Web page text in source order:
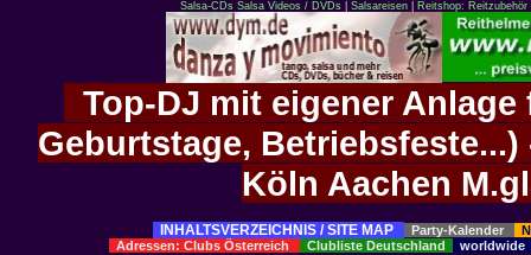
Salsa-CDs Salsa Videos / DVDs| Salsareisen| Reitshop:
Top-DJ mit eigener
Geburtstage,
Köln Aachen
INHALTSVERZEICHNIS / SITE MAP Party-Kalender
Adressen: Clubs Österreich
Clubliste Deutschland worldwide